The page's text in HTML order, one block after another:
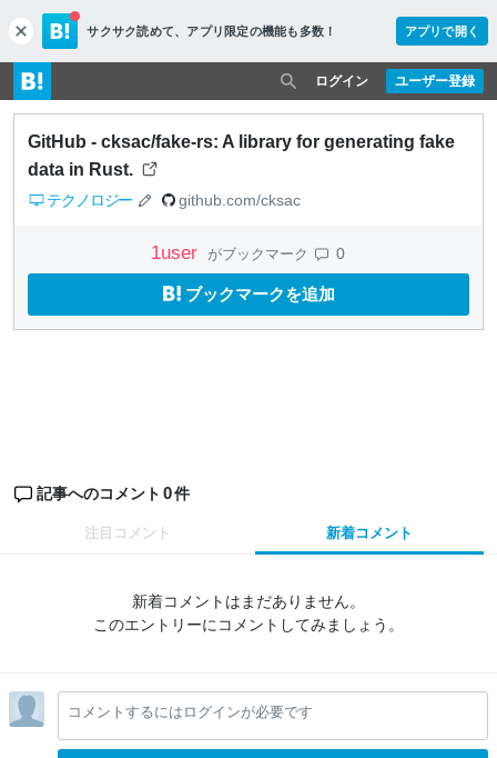
c
l
o
s
e
サクサク読めて、 アプリ限定の機能も多数！ アプリで開く
ユーザー登録
ログイン
GitHub - cksac/fake-rs: A library for generating fake
data in Rust.
テクノロジー github.com/cksac
1user がブックマーク 0
ブックマークを追加
記事へのコメント 0件
注目コメント 新着コメント
新着コメントはまだありません。
このエントリーにコメントしてみましょう。
コメントするにはログインが必要です